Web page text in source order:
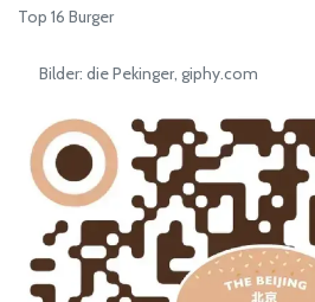
Top 16 Burger
Bilder: die Pekinger, giphy.com